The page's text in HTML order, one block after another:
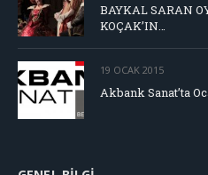
BAYKAL SARAN
KOÇAK’IN…
19 OCAK 2015
Akbank Sanat’ta